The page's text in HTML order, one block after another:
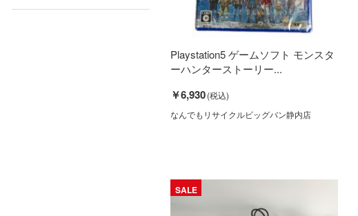
Playstation5 ゲームソフト モンスタ
ーハンターストーリー...
￥6,930
なんでもリサイクルビッグバン静内店
SALE